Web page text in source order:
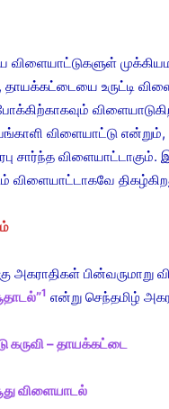
உருட்டி
விளையாட்டு என்றும்,
சார்ந்த
விளையாட்டாகவே
பின்வருமாறு
1 என்று செந்தமிழ்
கருவி – தாயக்கட்டை
விளையாடல்